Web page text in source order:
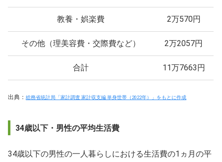
教養・娯楽費 2万570円
その他（理美容費・交際費など） 2万2057円
合計 11万7663円
出典：総務省統計局「家計調査 家計収支編 単身世帯（2022年）」をもとに作成
34歳以下・男性の平均生活費
34歳以下の男性の一人暮らしにおける生活費の1ヵ月の平